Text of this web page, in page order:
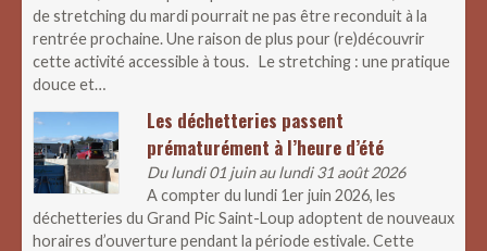
de stretching du mardi pourrait ne pas être reconduit à la
rentrée prochaine. Une raison de plus pour (re)découvrir
cette activité accessible à tous. Le stretching : une pratique
douce et…
Les déchetteries passent
prématurément à l’heure d’été
Du lundi 01 juin au lundi 31 août 2026
A compter du lundi 1er juin 2026, les
déchetteries du Grand Pic Saint-Loup adoptent de nouveaux
horaires d’ouverture pendant la période estivale. Cette